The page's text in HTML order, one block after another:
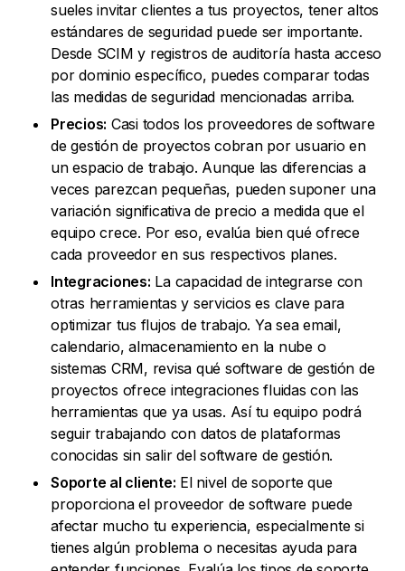
sueles invitar clientes a tus proyectos, tener altos
estándares de seguridad puede ser importante.
Desde SCIM y registros de auditoría hasta acceso
por dominio específico, puedes comparar todas
las medidas de seguridad mencionadas arriba.
Precios: Casi todos los proveedores de software
de gestión de proyectos cobran por usuario en
un espacio de trabajo. Aunque las diferencias a
veces parezcan pequeñas, pueden suponer una
variación significativa de precio a medida que el
equipo crece. Por eso, evalúa bien qué ofrece
cada proveedor en sus respectivos planes.
Integraciones: La capacidad de integrarse con
otras herramientas y servicios es clave para
optimizar tus flujos de trabajo. Ya sea email,
calendario, almacenamiento en la nube o
sistemas CRM, revisa qué software de gestión de
proyectos ofrece integraciones fluidas con las
herramientas que ya usas. Así tu equipo podrá
seguir trabajando con datos de plataformas
conocidas sin salir del software de gestión.
Soporte al cliente: El nivel de soporte que
proporciona el proveedor de software puede
afectar mucho tu experiencia, especialmente si
tienes algún problema o necesitas ayuda para